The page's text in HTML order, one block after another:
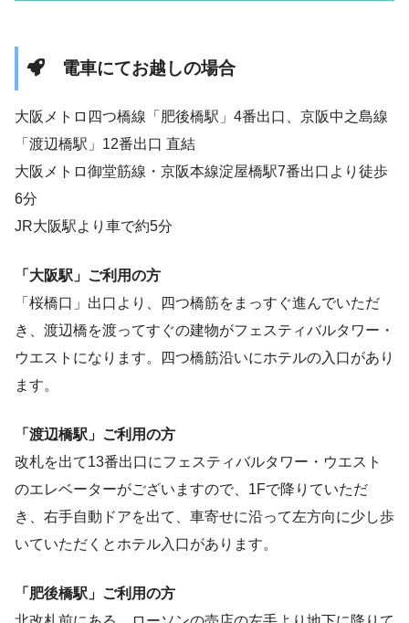
電車にてお越しの場合
大阪メトロ四つ橋線「肥後橋駅」4番出口、京阪中之島線
「渡辺橋駅」12番出口 直結
大阪メトロ御堂筋線・京阪本線淀屋橋駅7番出口より徒歩
6分
JR大阪駅より車で約5分
「大阪駅」ご利用の方
「桜橋口」出口より、四つ橋筋をまっすぐ進んでいただ
き、渡辺橋を渡ってすぐの建物がフェスティバルタワー・
ウエストになります。四つ橋筋沿いにホテルの入口があり
ます。
「渡辺橋駅」ご利用の方
改札を出て13番出口にフェスティバルタワー・ウエスト
のエレベーターがございますので、1Fで降りていただ
き、右手自動ドアを出て、車寄せに沿って左方向に少し歩
いていただくとホテル入口があります。
「肥後橋駅」ご利用の方